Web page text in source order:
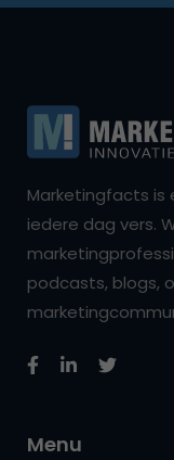
Marketingfacts is
iedere dag vers.
podcasts, blogs,
Menu